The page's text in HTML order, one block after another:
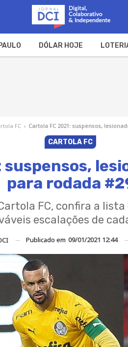
DÓLAR HOJE
FC › Cartola FC 2021: suspensos,
CARTOLA FC
suspensos,
para rodada
FC, confira a lista
escalações de
Publicado em 09/01/2021 12:44